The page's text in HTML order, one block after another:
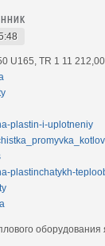
U165, TR 1 11
plastin-i-uplotneniy
plastinchatykh-